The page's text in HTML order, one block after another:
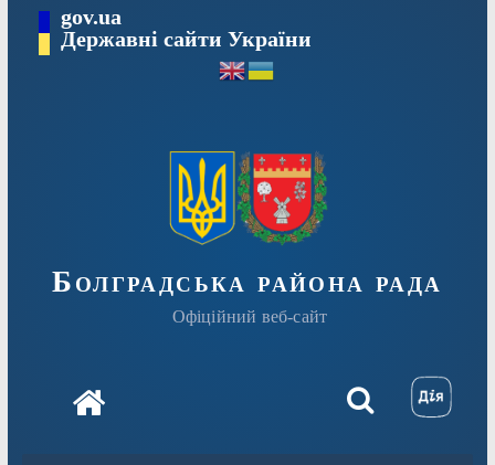
Перейтиgov.ua
Державні сайти України
Болградська района рада
Офіційний веб-сайт